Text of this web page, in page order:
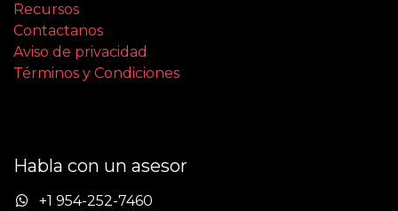
Recursos
Contactanos
Aviso de privacidad
Términos y Condiciones
Habla con un asesor
+1 954-252-7460